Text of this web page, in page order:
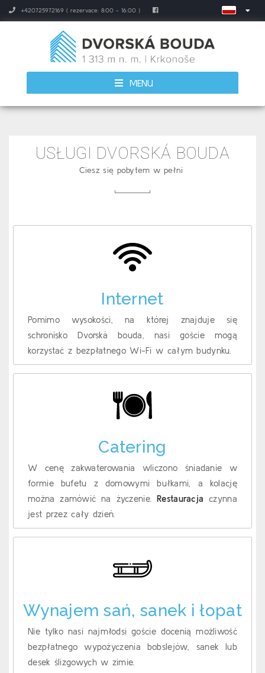
+420725972169 ( rezervace: 8:00 - 16:00 )
MENU
USŁUGI DVORSKÁ BOUDA
Ciesz się pobytem w pełni
Internet
Pomimo wysokości, na której znajduje się
schronisko Dvorská bouda, nasi goście mogą
korzystać z bezpłatnego Wi-Fi w całym budynku.
Catering
W cenę zakwaterowania wliczono śniadanie w
formie bufetu z domowymi bułkami, a kolację
można zamówić na życzenie.
Restauracja czynna
jest przez cały dzień.
Wynajem sań, sanek i łopat
Nie tylko nasi najmłodsi goście docenią możliwość
bezpłatnego wypożyczenia bobslejów, sanek lub
desek ślizgowych w zimie.